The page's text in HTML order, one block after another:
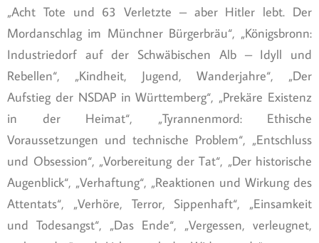
„Acht Tote und 63 Verletzte – aber Hitler lebt. Der
Mordanschlag im Münchner Bürgerbräu“, „Königsbronn:
Industriedorf auf der Schwäbischen Alb – Idyll und
Rebellen“, „Kindheit, Jugend, Wanderjahre“, „Der
Aufstieg der NSDAP in Württemberg“, „Prekäre Existenz
in der Heimat“, „Tyrannenmord: Ethische
Voraussetzungen und technische Problem“, „Entschluss
und Obsession“, „Vorbereitung der Tat“, „Der historische
Augenblick“, „Verhaftung“, „Reaktionen und Wirkung des
Attentats“, „Verhöre, Terror, Sippenhaft“, „Einsamkeit
und Todesangst“, „Das Ende“, „Vergessen, verleugnet,